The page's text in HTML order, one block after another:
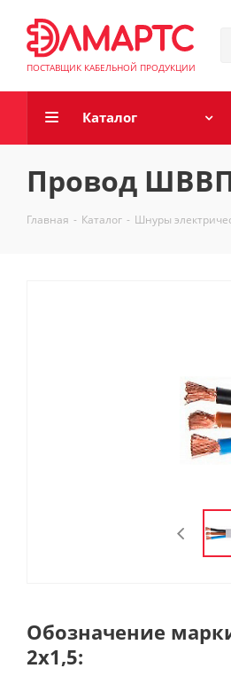
ПОСТАВЩИК КАБЕЛЬНОЙ ПРОДУКЦИИ
Каталог
Провод
Главная - Каталог - Шнуры
Обозначение
2х1,5: